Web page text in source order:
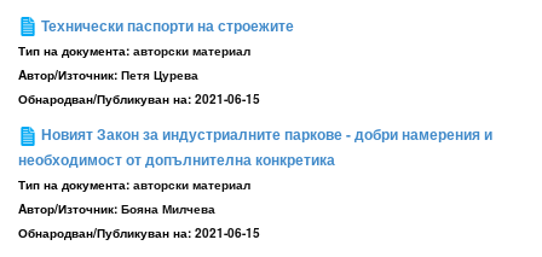
Технически паспорти на строежите
Тип на документа: авторски материал
Aвтор/Източник: Петя Цурева
Обнародван/Публикуван на: 2021-06-15
Новият Закон за индустриалните паркове - добри намерения и
необходимост от допълнителна конкретика
Тип на документа: авторски материал
Aвтор/Източник: Бояна Милчева
Обнародван/Публикуван на: 2021-06-15